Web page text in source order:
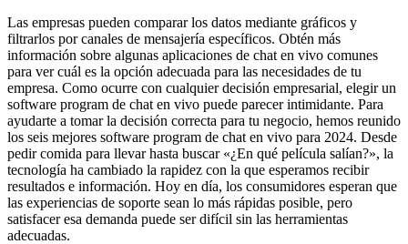
Las empresas pueden comparar los datos mediante gráficos y
filtrarlos por canales de mensajería específicos. Obtén más
información sobre algunas aplicaciones de chat en vivo comunes
para ver cuál es la opción adecuada para las necesidades de tu
empresa. Como ocurre con cualquier decisión empresarial, elegir un
software program de chat en vivo puede parecer intimidante. Para
ayudarte a tomar la decisión correcta para tu negocio, hemos reunido
los seis mejores software program de chat en vivo para 2024. Desde
pedir comida para llevar hasta buscar «¿En qué película salían?», la
tecnología ha cambiado la rapidez con la que esperamos recibir
resultados e información. Hoy en día, los consumidores esperan que
las experiencias de soporte sean lo más rápidas posible, pero
satisfacer esa demanda puede ser difícil sin las herramientas
adecuadas.